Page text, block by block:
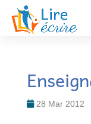
28 Mar 2012